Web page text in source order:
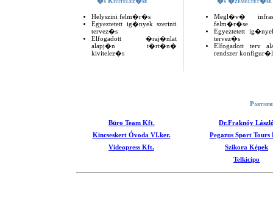
Helyszini felm�r�s
Egyeztetett ig�nyek szerinti
tervez�s
Elfogadott �raj�nlat
alapj�n t�rt�n�
kivitelez�s
Megl�v�
felm�r�se
Egyeztetett
tervez�s
Elfogadott terv
rendszer
Büro Team Kft.
Dr.Fraknóy
Kincseskert Óvoda VI.ker.
Pegazus Sport Tours
Videopress Kft.
Szikora Képek
Telkicipo